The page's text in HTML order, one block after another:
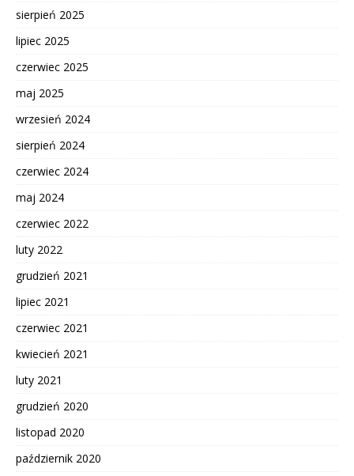
sierpień 2025
lipiec 2025
czerwiec 2025
maj 2025
wrzesień 2024
sierpień 2024
czerwiec 2024
maj 2024
czerwiec 2022
luty 2022
grudzień 2021
lipiec 2021
czerwiec 2021
kwiecień 2021
luty 2021
grudzień 2020
listopad 2020
październik 2020